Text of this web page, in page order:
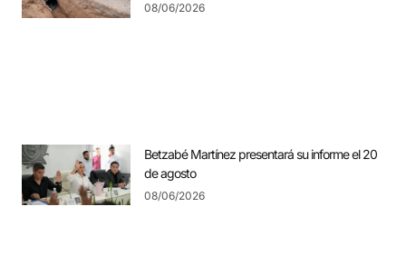
08/06/2026
Betzabé Martínez presentará su informe el 20
de agosto
08/06/2026